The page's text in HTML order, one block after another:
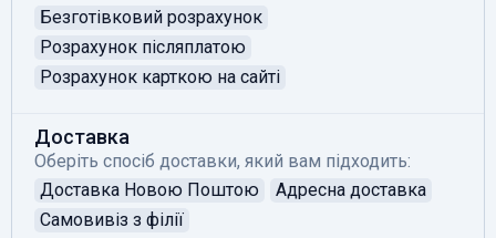
Безготівковий розрахунок
Розрахунок післяплатою
Розрахунок карткою на сайті
Доставка
Оберіть спосіб доставки, який вам підходить:
Доставка Новою Поштою
Адресна доставка
Самовивіз з філії